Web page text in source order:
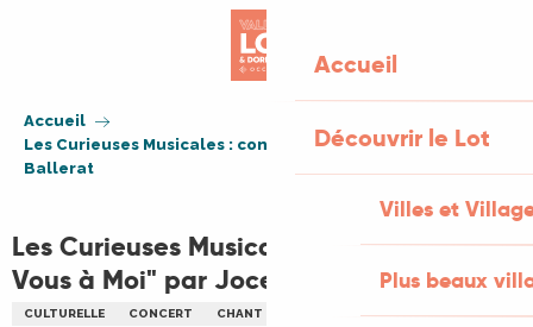
Accueil
Découvrir le Lot
Villes et
Plus beaux
Accueil
Les Curieuses Musicales : concert "De Vous à Moi" par Joce
Ballerat
Les Curieuses Musicales : concert "De
Vous à Moi" par Joce Ballerat
CULTURELLE CONCERT CHANT MUSIQUE DE VARIÉTÉ